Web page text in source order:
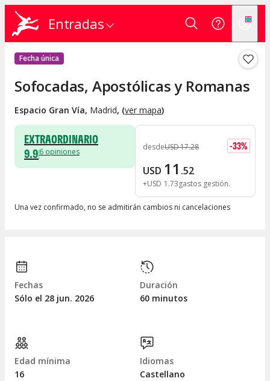
Entradas
Fecha única
Sofocadas, Apostólicas y Romanas
Espacio Gran Vía, Madrid, (ver mapa)
EXTRAORDINARIO
9.96 opiniones desdeUSD17.28 -33%
USD 11 .52
+USD 1 .73gastos gestión
Una vez confirmado, no se admitirán cambios ni cancelaciones
Fechas
Sólo el 28 jun. 2026
Duración
60 minutos
Edad mínima
16
Idiomas
Castellano